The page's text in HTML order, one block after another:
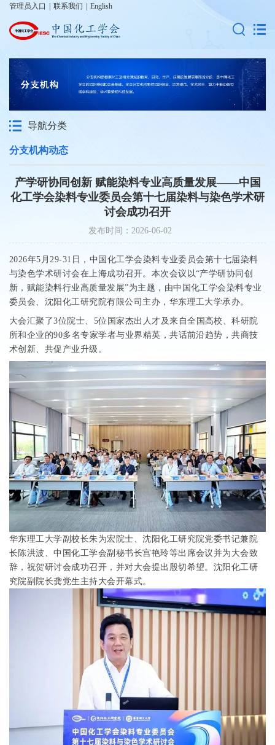
管理员入口 联系我们 English
导航分类
分支机构动态
产学研协同创新 赋能染料专业高质量发展——中国
化工学会染料专业委员会第十七届染料与染色学术研
讨会成功召开
发布时间：2026-06-02
2026年5 月29-31 日，中国化工学会染料专业委员会第十七届染料
与染色学术研讨会在上海成功召开。本次会议以“产学研协同创
新，赋能染料行业高质量发展”为主题，由中国化工学会染料专业
委员会、沈阳化工研究院有限公司主办，华东理工大学承办。
大会汇聚了3位院士、 5位国家杰出人才及来自全国高校、科研院
所和企业的90多名专家学者与业界精英，共话前沿趋势，共商技
术创新、共促产业升级。
华东理工大学副校长朱为宏院士、沈阳化工研究院党委书记兼院
长陈洪波、中国化工学会副秘书长宫艳玲等出席会议并为大会致
辞，祝贺研讨会成功召开，并对大会提出殷切希望。沈阳化工研
究院副院长龚党生主持大会开幕式。